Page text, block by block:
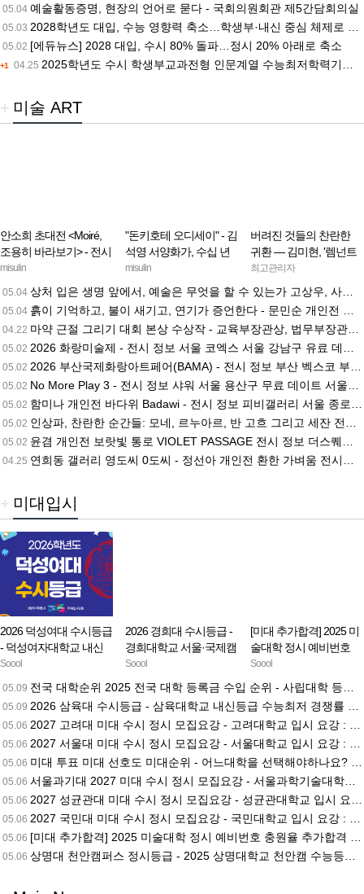
05.04 예술활동증명, 현장의 언어로 묻다 - 국회의원회관 제5간담회의실
05.03 2028학년도 대입, 수능 영향력 축소…학생부·내신 중심 체제로 전환
05.02 [에듀뉴스] 2028 대입, 수시 80% 돌파…정시 20% 아래로 축소
+1 04.25 2025학년도 수시 학생부교과전형 인문계열 수능최저학력기준 정리, 수능최저학력기준 세부 요건 및 수능최저학력기준 미적용 대학 수록 - 2024.08.26
+ 미술 ART
안소희 초대전 <Moiré,
조용히 바라보기> - 전시
정보 제주갤러리 서울
종로구 무료 데이트 서
울나들이 추천 미술인
그림 미술작품판매
misulin
"돈키호테 오디세이" - 김
석영 서양화가, 수십 년
의 붓질을 언어로 풀어
내다
misulin
버려진 것들의 찬란한
귀환 — 김미현, '렘넌트
이즈 오로라' - 이상민
최고관리자
05.04 상처 입은 생명 앞에서, 예술은 무엇을 할 수 있는가 고상우, 사비나미술관 개인전 《Still Breathing》… 동물 복지·생태 연대의 새 지평을 열다
05.04 흙이 기억하고, 불이 새기고, 연기가 증언한다 - 문민순 개인전 《사라짐 너머의 : 스며든 흔적》
04.22 마약 근절 그리기 대회 본상 수상작 - 교육부장관상, 법무부장관상, 건국대총장상, 국회의원상, 한국학원총연합회장상, 전국미술교육협의회장상 - 2023.06.21
05.02 2026 화랑미술제 - 전시 정보 서울 코엑스 서울 강남구 유료 데이트 서울나들이 추천 미술인 그림 미술작품판매
05.02 2026 부산국제화랑아트페어(BAMA) - 전시 정보 부산 벡스코 부산 해운대구 유료 데이트 서울나들이 추천 미술인 그림 미술작품판매
05.02 No More Play 3 - 전시 정보 샤워 서울 용산구 무료 데이트 서울나들이 추천 미술인 그림 미술작품판매
05.02 함미나 개인전 바다위 Badawi - 전시 정보 피비갤러리 서울 종로구 무료 데이트 서울나들이 추천 미술인 그림 미술작품판매
05.02 인상파, 찬란한 순간들: 모네, 르누아르, 반 고흐 그리고 세잔 전시 정보 노원아트뮤지엄 서울 노원구 전시예약 예약링크 유료 데이트 서울나들이 추천 미술인 그림 미술작품판매
05.02 윤겸 개인전 보랏빛 통로 VIOLET PASSAGE 전시 정보 더스퀘어즈갤러리 서울 서대문구 무료 데이트 서울나들이 추천 미술인 그림 미술작품판매
04.25 연희동 갤러리 영도씨 0도씨 - 정선아 개인전 환한 가벼움 전시정보 - 2024.05.21
+ 미대입시
2026 덕성여대 수시등급
- 덕성여자대학교 내신
등급 수능최저 경쟁률
입시결과 입결 미대 아
트앤디자인대학 수묵담
채화 인체수채화 기초디
자인 기초소양 미대입시
닷컴
Soool
2026 경희대 수시등급 -
경희대학교 서울·국제캠
퍼스 내신등급 수능최저
경쟁률 입시결과 입결
미대 산업 시각 환경조
경 의류디자인 디지털콘
텐츠 도예 미대입시닷컴
Soool
[미대 추가합격] 2025 미
술대학 정시 예비번호
충원율 추가합격 2편 -
중앙대안성·한세대·경기
대·홍익대세종·서울여대
·협성대·상명대천안·건
국대글로컬·명지대·동덕
여대·추계예대 추합
Soool
05.09 전국 대학순위 2025 전국 대학 등록금 수입 순위 - 사립대학 등록금회계 연세대 고려대 경희대 성균관대 중앙대 한양대 단국대 이화여대 가천대 홍익대
05.09 2026 삼육대 수시등급 - 삼육대학교 내신등급 수능최저 경쟁률 입시결과 입결 미대 아트앤디자인학과 미대입시닷컴
05.06 2027 고려대 미대 수시 정시 모집요강 - 고려대학교 입시 요강 : 학과 / 수시 내신 반영 과목 / 정시 수능 반영 과목 / 실기 유형 / 자율전공
05.06 2027 서울대 미대 수시 정시 모집요강 - 서울대학교 입시 요강 : 학과 / 수시 내신 반영과목 / 정시 수능 반영과목 / 실기유형 디자인과 실기 6시간 / 자율전공
05.06 미대 투표 미대 선호도 미대순위 - 어느대학을 선택해야하나요? 국민대, 홍익대, 건국대, 중앙대, 경희대, 성신여대, 삼육대, 덕성여대, 동덕여대, 서경대, 인하대 경기대
05.06 서울과기대 2027 미대 수시 정시 모집요강 - 서울과학기술대학교 입시 요강 : 학과 / 수시 내신 반영 과목 / 정시 수능 반영 과목 / 실기 유형 / 자율전공
05.06 2027 성균관대 미대 수시 정시 모집요강 - 성균관대학교 입시 요강 : 학과 / 수시 내신 반영 과목 / 정시 수능 반영 과목 / 실기 유형 / 자율전공
05.06 2027 국민대 미대 수시 정시 모집요강 - 국민대학교 입시 요강 : 학과 / 수시 내신 반영 과목 / 정시 수능 반영 과목 / 실기 유형 / 자율전공
05.06 [미대 추가합격] 2025 미술대학 정시 예비번호 충원율 추가합격 1편 - 서울대·숙명여대·중앙대·수원대·고려대·홍익대·한양대에리카·국민대·서경대·경기대·연세대미래·덕성여대 추
05.06 상명대 천안캠퍼스 정시등급 - 2025 상명대학교 천안캠 수능등급 경쟁률 백분위 입시결과 입결 디자인학부 무대미술 디지털만화영상 AI미디어콘텐츠 미대입시닷컴